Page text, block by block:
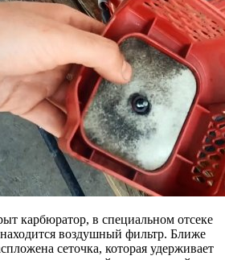
карбюратор, в специальном отсеке
воздушный фильтр. Ближе
сеточка, которая удерживает